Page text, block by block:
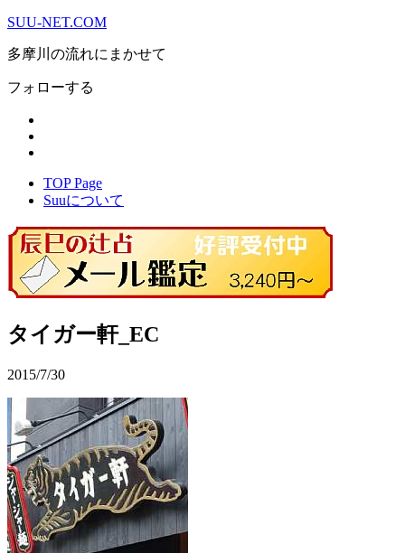
SUU-NET.COM
多摩川の流れにまかせて
フォローする
TOP Page
Suuについて
タイガー軒_EC
2015/7/30